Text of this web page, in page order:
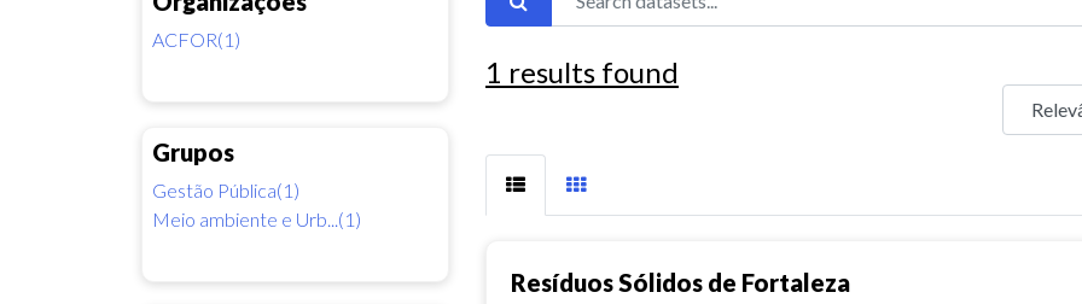
ACFOR(1)
Grupos
Gestão Pública(1)
Meio ambiente e Urb...(1)
1 results found
Resíduos Sólidos de Fortaleza